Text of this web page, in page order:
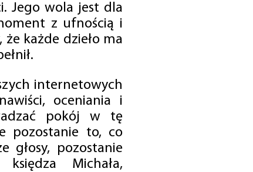
Jego wola jest dla
z ufnością i
każde dzieło ma
internetowych
oceniania i
pokój w tę
pozostanie to, co
głosy, pozostanie
Michała,